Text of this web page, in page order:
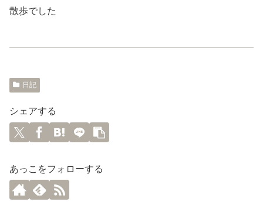
散歩でした
日記
シェアする
あっこをフォローする